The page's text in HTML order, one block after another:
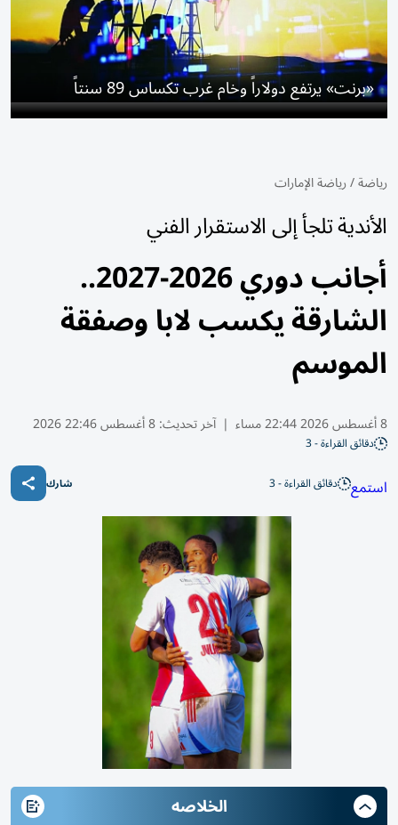
«برنت» يرتفع دولاراً وخام ​غرب تكساس 89 سنتاً
رياضة/رياضة الإمارات
الأندية تلجأ إلى الاستقرار الفني
أجانب دوري 2026-2027..
الشارقة يكسب لابا وصفقة
الموسم
8 أغسطس 2026 22:44 مساء | آخر تحديث:8 أغسطس 22:46 2026
دقائق القراءة - 3
استمع دقائق القراءة - 3 شارك
الخلاصه